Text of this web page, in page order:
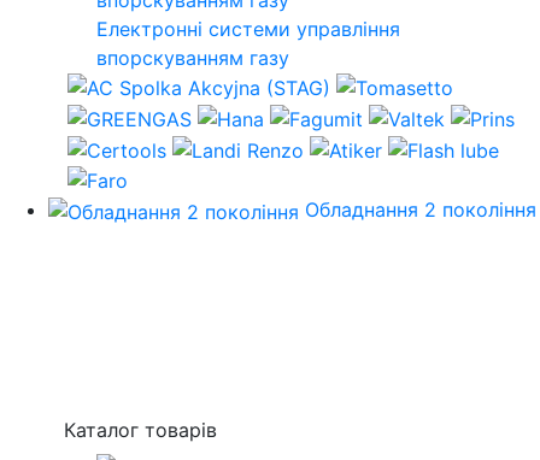
Електронні системи управління
впорскуванням газу
Обладнання 2 покоління
Каталог товарів